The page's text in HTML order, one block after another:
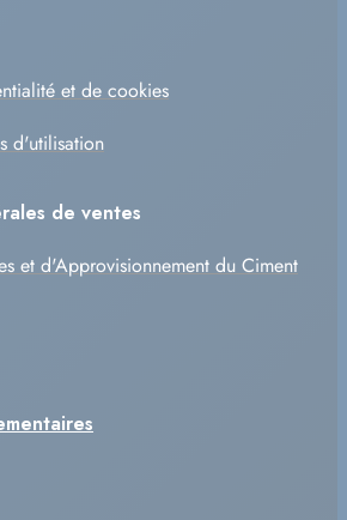
et de cookies
d'utilisation
de ventes
et d'Approvisionnement du Ciment